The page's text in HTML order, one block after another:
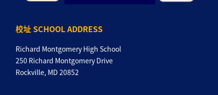
校址 SCHOOL ADDRESS
Richard Montgomery High School
250 Richard Montgomery Drive
Rockville, MD 20852